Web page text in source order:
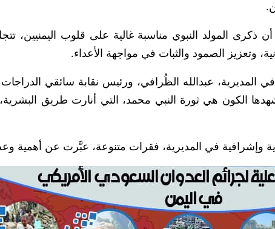
ذكرى المولد النبوي مناسبة غالية على قلوب اليمنيين،
وتعزيز الصمود والثبات في مواجهة الأعداء.
المديرية، عبدالله الظُرافي، ورئيس نقابة سائقي الدراجات
الكون هي ثورة النبي محمد، التي أنارت طريق
وإشرافية في المديرية، فقرات متنوعة، عبَّرت عن أهمية